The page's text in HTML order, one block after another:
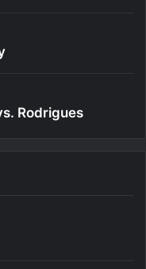
Rodrigues